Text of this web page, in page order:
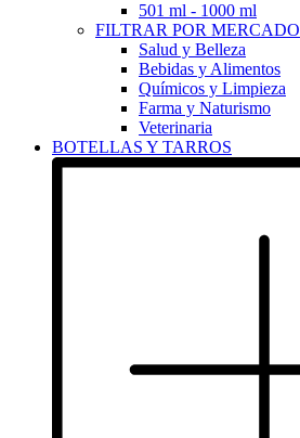
501 ml - 1000 ml
FILTRAR POR MERCADO
Salud y Belleza
Bebidas y Alimentos
Químicos y Limpieza
Farma y Naturismo
Veterinaria
BOTELLAS Y TARROS